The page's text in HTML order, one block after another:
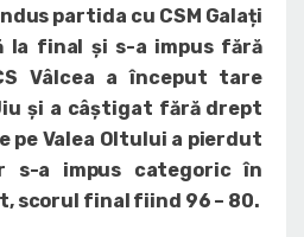
partida cu CSM Galați
la final și s-a impus fără
Vâlcea a început tare
și a câștigat fără drept
pe Valea Oltului a pierdut
s-a impus categoric în
scorul final fiind 96 – 80.